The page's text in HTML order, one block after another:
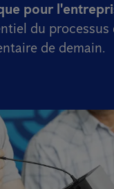
pour
du
de demain.